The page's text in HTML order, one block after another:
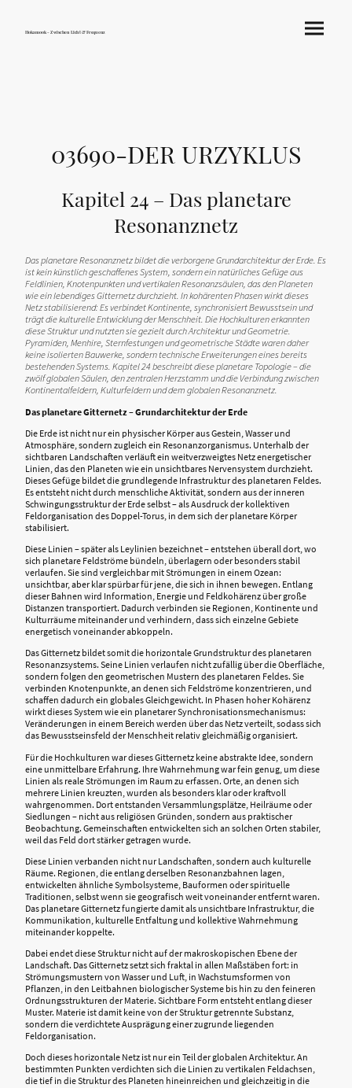
Hokamook - Zwischen Licht & Frequenz
03690-DER URZYKLUS
Kapitel 24 – Das planetare
Resonanznetz
Das planetare Resonanznetz bildet die verborgene Grundarchitektur der Erde. Es
ist kein künstlich geschaffenes System, sondern ein natürliches Gefüge aus
Feldlinien, Knotenpunkten und vertikalen Resonanzsäulen, das den Planeten
wie ein lebendiges Gitternetz durchzieht. In kohärenten Phasen wirkt dieses
Netz stabilisierend: Es verbindet Kontinente, synchronisiert Bewusstsein und
trägt die kulturelle Entwicklung der Menschheit. Die Hochkulturen erkannten
diese Struktur und nutzten sie gezielt durch Architektur und Geometrie.
Pyramiden, Menhire, Sternfestungen und geometrische Städte waren daher
keine isolierten Bauwerke, sondern technische Erweiterungen eines bereits
bestehenden Systems. Kapitel 24 beschreibt diese planetare Topologie – die
zwölf globalen Säulen, den zentralen Herzstamm und die Verbindung zwischen
Kontinentalfeldern, Kulturfeldern und dem globalen Resonanznetz.
Das planetare Gitternetz – Grundarchitektur der Erde
Die Erde ist nicht nur ein physischer Körper aus Gestein, Wasser und
Atmosphäre, sondern zugleich ein Resonanzorganismus. Unterhalb der
sichtbaren Landschaften verläuft ein weitverzweigtes Netz energetischer
Linien, das den Planeten wie ein unsichtbares Nervensystem durchzieht.
Dieses Gefüge bildet die grundlegende Infrastruktur des planetaren Feldes.
Es entsteht nicht durch menschliche Aktivität, sondern aus der inneren
Schwingungsstruktur der Erde selbst – als Ausdruck der kollektiven
Feldorganisation des Doppel-Torus, in dem sich der planetare Körper
stabilisiert.
Diese Linien – später als Leylinien bezeichnet – entstehen überall dort, wo
sich planetare Feldströme bündeln, überlagern oder besonders stabil
verlaufen. Sie sind vergleichbar mit Strömungen in einem Ozean:
unsichtbar, aber klar spürbar für jene, die sich in ihnen bewegen. Entlang
dieser Bahnen wird Information, Energie und Feldkohärenz über große
Distanzen transportiert. Dadurch verbinden sie Regionen, Kontinente und
Kulturräume miteinander und verhindern, dass sich einzelne Gebiete
energetisch voneinander abkoppeln.
Das Gitternetz bildet somit die horizontale Grundstruktur des planetaren
Resonanzsystems. Seine Linien verlaufen nicht zufällig über die Oberfläche,
sondern folgen den geometrischen Mustern des planetaren Feldes. Sie
verbinden Knotenpunkte, an denen sich Feldströme konzentrieren, und
schaffen dadurch ein globales Gleichgewicht. In Phasen hoher Kohärenz
wirkt dieses System wie ein planetarer Synchronisationsmechanismus:
Veränderungen in einem Bereich werden über das Netz verteilt, sodass sich
das Bewusstseinsfeld der Menschheit relativ gleichmäßig organisiert.
Für die Hochkulturen war dieses Gitternetz keine abstrakte Idee, sondern
eine unmittelbare Erfahrung. Ihre Wahrnehmung war fein genug, um diese
Linien als reale Strömungen im Raum zu erfassen. Orte, an denen sich
mehrere Linien kreuzten, wurden als besonders klar oder kraftvoll
wahrgenommen. Dort entstanden Versammlungsplätze, Heilräume oder
Siedlungen – nicht aus religiösen Gründen, sondern aus praktischer
Beobachtung. Gemeinschaften entwickelten sich an solchen Orten stabiler,
weil das Feld dort stärker getragen wurde.
Diese Linien verbanden nicht nur Landschaften, sondern auch kulturelle
Räume. Regionen, die entlang derselben Resonanzbahnen lagen,
entwickelten ähnliche Symbolsysteme, Bauformen oder spirituelle
Traditionen, selbst wenn sie geografisch weit voneinander entfernt waren.
Das planetare Gitternetz fungierte damit als unsichtbare Infrastruktur, die
Kommunikation, kulturelle Entfaltung und kollektive Wahrnehmung
miteinander koppelte.
Dabei endet diese Struktur nicht auf der makroskopischen Ebene der
Landschaft. Das Gitternetz setzt sich fraktal in allen Maßstäben fort: in
Strömungsmustern von Wasser und Luft, in Wachstumsformen von
Pflanzen, in den Leitbahnen biologischer Systeme bis hin zu den feineren
Ordnungsstrukturen der Materie. Sichtbare Form entsteht entlang dieser
Muster. Materie ist damit keine von der Struktur getrennte Substanz,
sondern die verdichtete Ausprägung einer zugrunde liegenden
Feldorganisation.
Doch dieses horizontale Netz ist nur ein Teil der globalen Architektur. An
bestimmten Punkten verdichten sich die Linien zu vertikalen Feldachsen,
die tief in die Struktur des Planeten hineinreichen und gleichzeitig in die